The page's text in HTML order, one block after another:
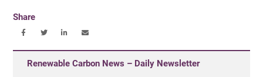
Share
Renewable Carbon News – Daily Newsletter